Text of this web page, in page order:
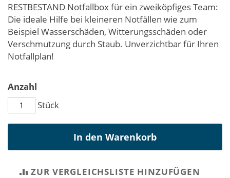
RESTBESTAND Notfallbox für ein zweiköpfiges Team:
Die ideale Hilfe bei kleineren Notfällen wie zum
Beispiel Wasserschäden, Witterungsschäden oder
Verschmutzung durch Staub. Unverzichtbar für Ihren
Notfallplan!
Anzahl
Stück
In den Warenkorb
ZUR VERGLEICHSLISTE HINZUFÜGEN